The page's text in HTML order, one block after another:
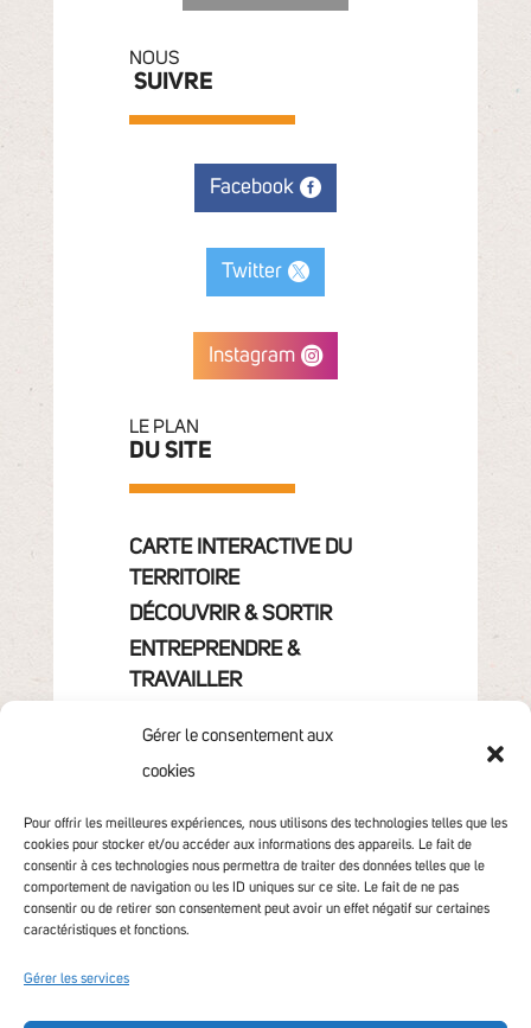
Gérer le consentement aux
cookies
Pour offrir les meilleures expériences, nous utilisons des technologies telles que les
cookies pour stocker et/ou accéder aux informations des appareils. Le fait de
consentir à ces technologies nous permettra de traiter des données telles que le
comportement de navigation ou les ID uniques sur ce site. Le fait de ne pas
consentir ou de retirer son consentement peut avoir un effet négatif sur certaines
caractéristiques et fonctions.
Gérer les services
NOUS
SUIVRE
Facebook
Twitter
Instagram
LE PLAN
DU SITE
CARTE INTERACTIVE DU
TERRITOIRE
DÉCOUVRIR & SORTIR
ENTREPRENDRE &
TRAVAILLER
CONTACT